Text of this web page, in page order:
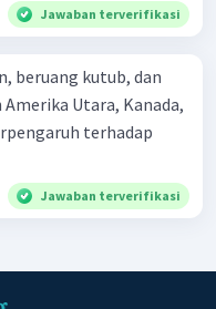
Jawaban terverifikasi
beruang kutub, dan
Utara, Kanada,
terhadap
Jawaban terverifikasi